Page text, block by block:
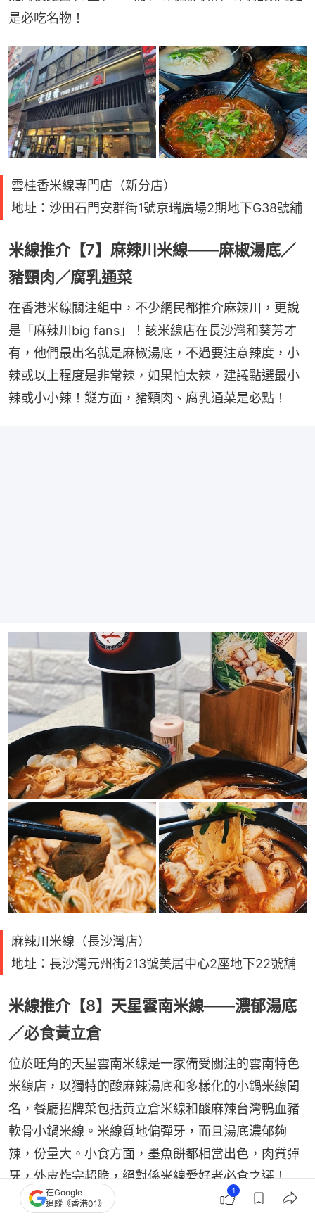
是必吃名物！
雲桂香米線專門店（新分店）
地址：沙田石門安群街1號京瑞廣場2期地下G38號舖
米線推介【7】麻辣川米線——麻椒湯底／
豬頸肉／腐乳通菜
在香港米線關注組中，不少網民都推介麻辣川，更說
是「麻辣川big fans」！該米線店在長沙灣和葵芳才
有，他們最出名就是麻椒湯底，不過要注意辣度，小
辣或以上程度是非常辣，如果怕太辣，建議點選最小
辣或小小辣！餸方面，豬頸肉、腐乳通菜是必點！
麻辣川米線（長沙灣店）
地址：長沙灣元州街213號美居中心2座地下22號舖
米線推介【8】天星雲南米線——濃郁湯底
／必食黃立倉
位於旺角的天星雲南米線是一家備受關注的雲南特色
米線店，以獨特的酸麻辣湯底和多樣化的小鍋米線聞
名，餐廳招牌菜包括黃立倉米線和酸麻辣台灣鴨血豬
軟骨小鍋米線。米線質地偏彈牙，而且湯底濃郁夠
辣，份量大。小食方面，墨魚餅都相當出色，肉質彈
牙，外皮炸完超脆，絕對係米線愛好者必食之選！
在Google
追蹤《香港01》
1